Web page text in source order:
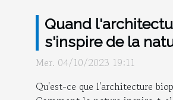
Quand
s'inspire de la
Mer. 04/10/2023 19:11
Qu'est-ce que l'architecture